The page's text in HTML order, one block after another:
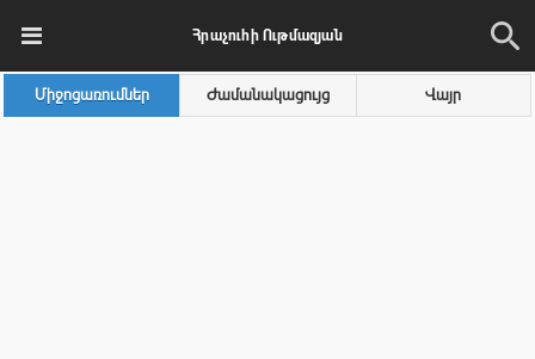
Հրաչուհի Ութմազյան
Միջոցառումներ Ժամանակացույց Վայր